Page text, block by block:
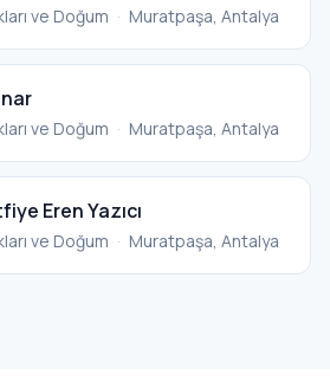
ve Doğum · Muratpaşa, Antalya
ve Doğum · Muratpaşa, Antalya
Eren Yazıcı
ve Doğum · Muratpaşa, Antalya